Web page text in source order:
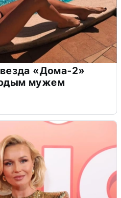
«Дома-2»
мужем